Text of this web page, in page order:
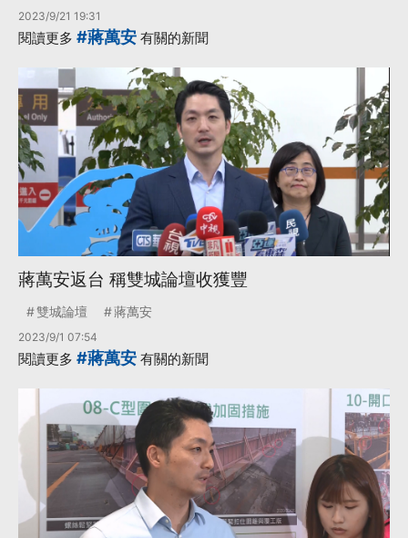
2023/9/21 19:31
閱讀更多 #蔣萬安 有關的新聞
蔣萬安返台 稱雙城論壇收獲豐
雙城論壇 蔣萬安
2023/9/1 07:54
閱讀更多 #蔣萬安 有關的新聞